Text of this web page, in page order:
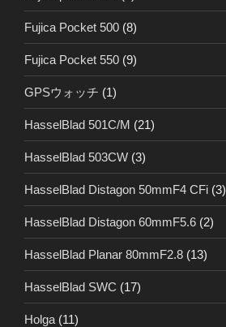
Fujica Pocket 500 (8)
Fujica Pocket 550 (9)
GPSウォッチ (1)
HasselBlad 501C/M (21)
HasselBlad 503CW (3)
HasselBlad Distagon 50mmF4 CFi (3)
HasselBlad Distagon 60mmF5.6 (2)
HasselBlad Planar 80mmF2.8 (13)
HasselBlad SWC (17)
Holga (11)